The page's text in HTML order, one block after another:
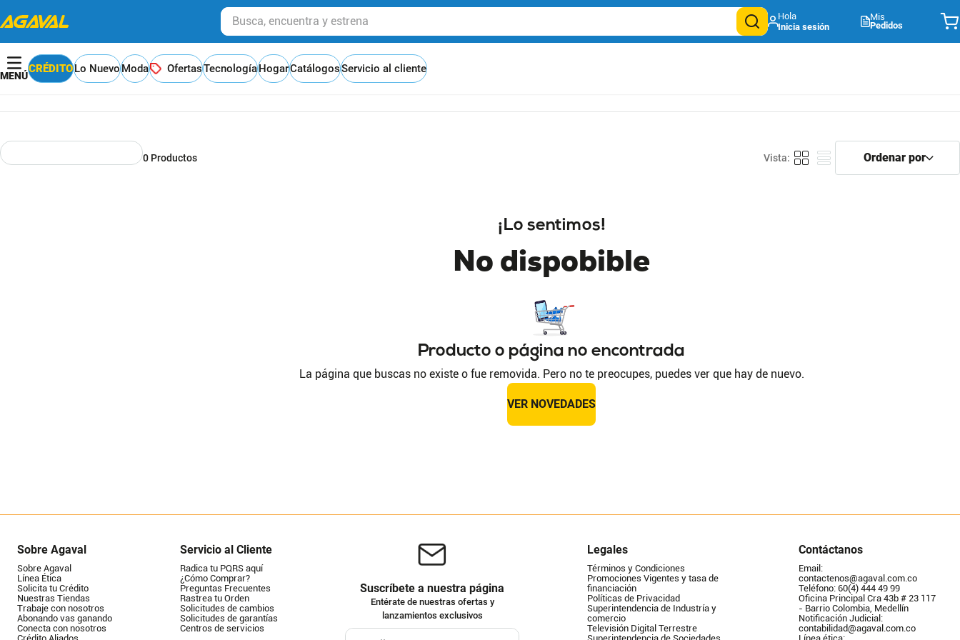
Busca, encuentra y estrena
Mis
Pedidos
CRÉDITOLo NuevoModa OfertasTecnologíaHogarCatálogosServicio al cliente
0 Productos
¡Lo sentimos!
No dispobible
Producto o página no encontrada
La página que buscas no existe o fue removida. Pero no te preocupes, puedes ver que hay de nuevo.
VER NOVEDADES
Sobre Agaval
Sobre Agaval
Línea Ética
Solicita tu Crédito
Nuestras Tiendas
Trabaje con nosotros
Abonando vas ganando
Conecta con nosotros
Servicio al Cliente
Radica tu PQRS aquí
¿Cómo Comprar?
Preguntas Frecuentes
Rastrea tu Orden
Solicitudes de cambios
Solicitudes de garantías
Centros de servicios
Suscríbete a nuestra página
Entérate de nuestras ofertas y
lanzamientos exclusivos
Legales
Términos y Condiciones
Promociones Vigentes y tasa de
financiación
Políticas de Privacidad
Superintendencia de Industría y
comercio
Televisión Digital Terrestre
Contáctanos
Email:
contactenos@agaval.com.co
Teléfono: 60(4) 444 49 99
Oficina Principal Cra 43b # 23 117
- Barrio Colombia, Medellín
Notificación Judicial:
contabilidad@agaval.com.co